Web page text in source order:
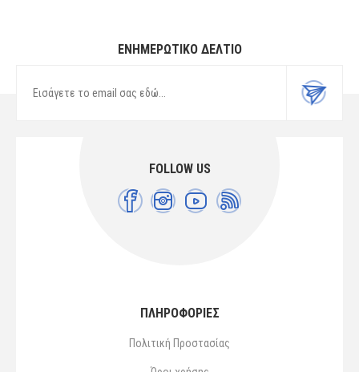
ΕΝΗΜΕΡΩΤΙΚΌ ΔΕΛΤΊΟ
FOLLOW US
ΠΛΗΡΟΦΟΡΙΕΣ
Πολιτική Προστασίας